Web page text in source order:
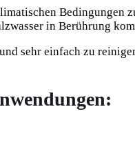
Bedingungen
in Berührung
sehr einfach zu